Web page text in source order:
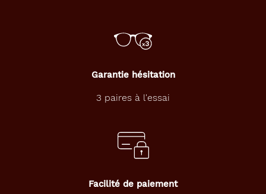
Garantie hésitation
3 paires à l'essai
Facilité de paiement